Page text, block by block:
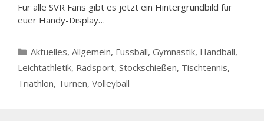
Für alle SVR Fans gibt es jetzt ein Hintergrundbild für
euer Handy-Display…
Kategorien
Aktuelles, Allgemein, Fussball, Gymnastik, Handball,
Leichtathletik, Radsport, Stockschießen, Tischtennis,
Triathlon, Turnen, Volleyball